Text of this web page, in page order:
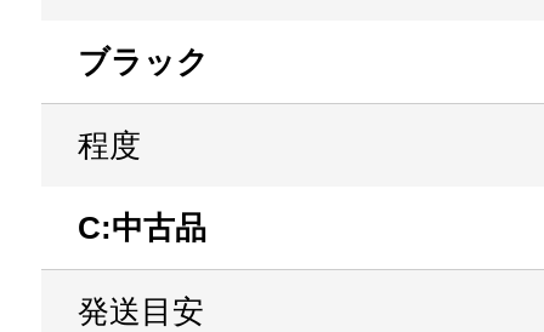
ブラック
程度
C:中古品
発送目安